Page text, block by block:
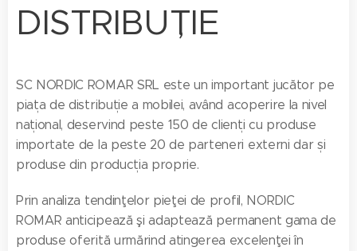
DISTRIBUȚIE
SC NORDIC ROMAR SRL este un important jucător pe
piața de distribuție a mobilei, având acoperire la nivel
național, deservind peste 150 de clienți cu produse
importate de la peste 20 de parteneri externi dar și
produse din producția proprie.
Prin analiza tendinţelor pieţei de profil, NORDIC
ROMAR anticipează şi adaptează permanent gama de
produse oferită urmărind atingerea excelenţei în